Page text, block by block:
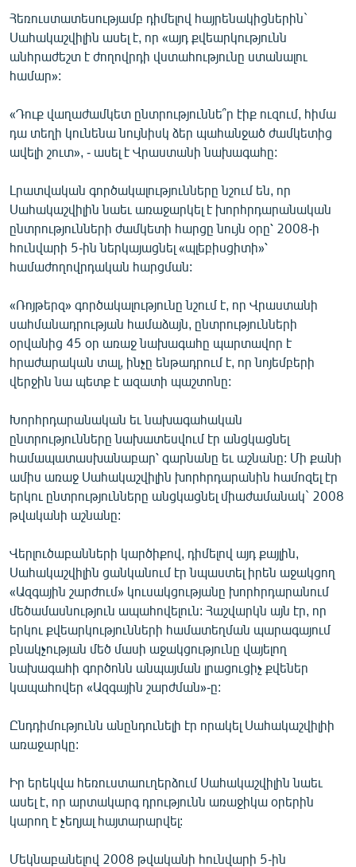
ՁԳՏԵԼՈՎ ԼԱՎԱԳՈՒՅՆԻՆ
ՓՈԴՔԱՍԹ
English
Русский
ՀԵՏԵՎԵՔ ՄԵԶ
«Ազատության» բոլոր կայքերը
Հեռուստատեսությամբ դիմելով հայրենակիցներին`
Սահակաշվիլին ասել է, որ «այդ քվեարկությունն
անհրաժեշտ է ժողովրդի վստահությունը ստանալու
համար»:
«Դուք վաղաժամկետ ընտրություննե՞ր էիք ուզում, հիմա
դա տեղի կունենա նույնիսկ ձեր պահանջած ժամկետից
ավելի շուտ», - ասել է Վրաստանի նախագահը:
Լրատվական գործակալությունները նշում են, որ
Սահակաշվիլին նաեւ առաջարկել է խորհրդարանական
ընտրությունների ժամկետի հարցը նույն օրը՝ 2008-ի
հունվարի 5-ին ներկայացնել «պլեբիսցիտի»՝
համաժողովրդական հարցման:
«Ռոյթերզ» գործակալությունը նշում է, որ Վրաստանի
սահմանադրության համաձայն, ընտրությունների
օրվանից 45 օր առաջ նախագահը պարտավոր է
հրաժարական տալ, ինչը ենթադրում է, որ նոյեմբերի
վերջին նա պետք է ազատի պաշտոնը:
Խորհրդարանական եւ նախագահական
ընտրությունները նախատեսվում էր անցկացնել
համապատասխանաբար՝ գարնանը եւ աշնանը: Մի քանի
ամիս առաջ Սահակաշվիլին խորհրդարանին համոզել էր
երկու ընտրությունները անցկացնել միաժամանակ` 2008
թվականի աշնանը:
Վերլուծաբանների կարծիքով, դիմելով այդ քայլին,
Սահակաշվիլին ցանկանում էր նպաստել իրեն աջակցող
«Ազգային շարժում» կուսակցությանը խորհրդարանում
մեծամասնություն ապահովելուն: Հաշվարկն այն էր, որ
երկու քվեարկությունների համատեղման պարագայում
բնակչության մեծ մասի աջակցությունը վայելող
նախագահի գործոնն անպայման լրացուցիչ քվեներ
կապահովեր «Ազգային շարժման»-ը:
Ընդդիմությունն անընդունելի էր որակել Սահակաշվիլիի
առաջարկը:
Իր երեկվա հեռուստաուղերձում Սահակաշվիլին նաեւ
ասել է, որ արտակարգ դրությունն առաջիկա օրերին
կարող է չեղյալ հայտարարվել:
Մեկնաբանելով 2008 թվականի հունվարի 5-ին